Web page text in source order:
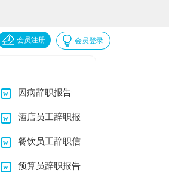
会员登录
会员注册
因病辞职报告
酒店员工辞职报
告汇编15篇
餐饮员工辞职信
预算员辞职报告